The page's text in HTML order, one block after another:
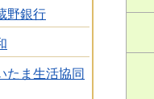
野銀行
たま生活協同